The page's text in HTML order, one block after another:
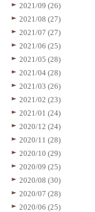
2021/09 (26)
2021/08 (27)
2021/07 (27)
2021/06 (25)
2021/05 (28)
2021/04 (28)
2021/03 (26)
2021/02 (23)
2021/01 (24)
2020/12 (24)
2020/11 (28)
2020/10 (29)
2020/09 (25)
2020/08 (30)
2020/07 (28)
2020/06 (25)